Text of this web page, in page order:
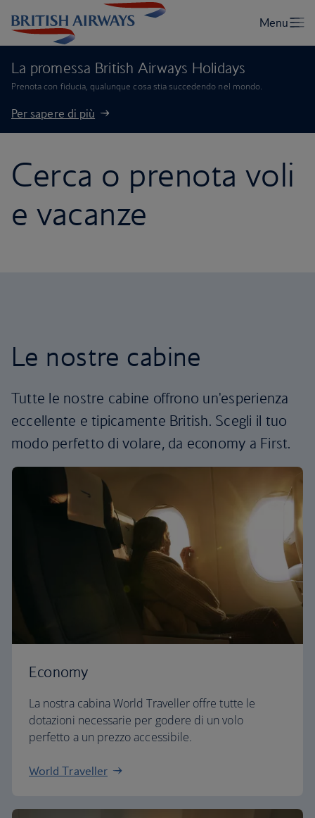
La promessa British Airways Holidays
Prenota con fiducia, qualunque cosa stia succedendo nel mondo.
Per sapere di più
Cerca o prenota voli
e vacanze
Le nostre cabine
Tutte le nostre cabine offrono un'esperienza
eccellente e tipicamente British. Scegli il tuo
modo perfetto di volare, da economy a First.
Economy
La nostra cabina World Traveller offre tutte le
dotazioni necessarie per godere di un volo
perfetto a un prezzo accessibile.
World Traveller